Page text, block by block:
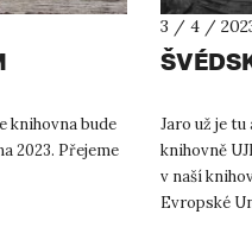
knihovna bude
2023. Přejeme
3 / 4 /
Jaro už je tu
knihovně
v naší
Evropské